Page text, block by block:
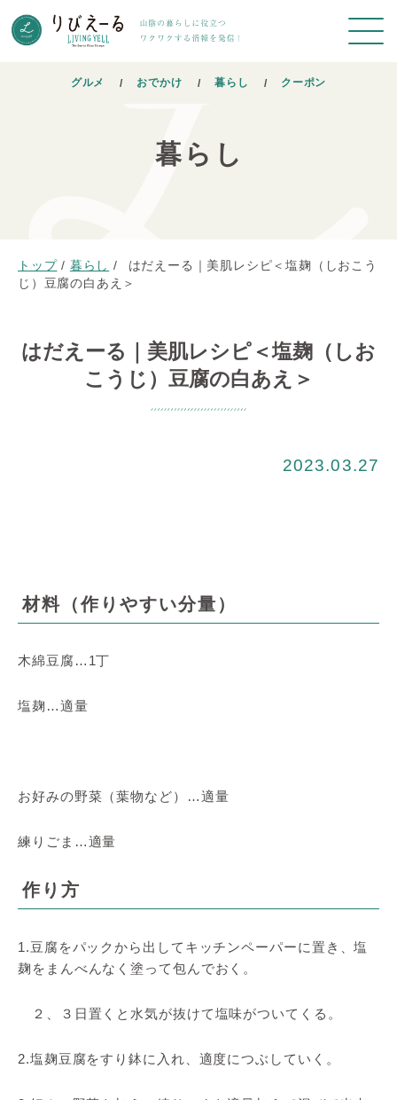
グルメ おでかけ 暮らし クーポン
暮らし
トップ / 暮らし /
はだえーる｜美肌レシピ＜塩麹（しおこう
じ）豆腐の白あえ＞
はだえーる｜美肌レシピ＜塩麹（しお
こうじ）豆腐の白あえ＞
2023.03.27
材料（作りやすい分量）
木綿豆腐…1丁
塩麹…適量
お好みの野菜（葉物など）…適量
練りごま…適量
作り方
1.豆腐をパックから出してキッチンペーパーに置き、塩
麹をまんべんなく塗って包んでおく。
２、３日置くと水気が抜けて塩味がついてくる。
2.塩麹豆腐をすり鉢に入れ、適度につぶしていく。